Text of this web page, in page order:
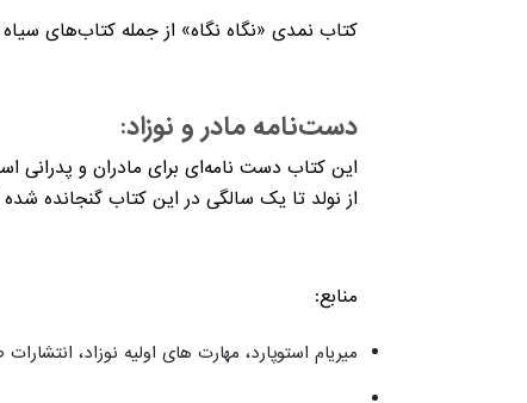
کتاب نمدی «نگاه نگاه» از جمله کتاب‌های
دست‌نامه مادر و نوزاد:
این کتاب دست نامه‌ای برای مادران و پدرانی
از نولد تا یک سالگی در این کتاب گنجانده
منابع:
میریام استوپارد، مهارت های اولیه نوزاد، انتشارات